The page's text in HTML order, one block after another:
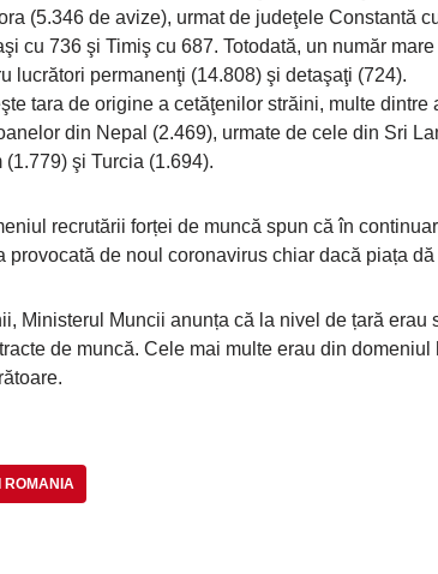
(5.346 de avize), urmat de judeţele Constantă
cu 736 şi Timiş cu 687. Totodată, un număr
lucrători permanenţi (14.808) şi detaşaţi (724).
tara de origine a cetăţenilor străini, multe dintre
din Nepal (2.469), urmate de cele din Sri
(1.779) şi Turcia (1.694).
recrutării forței de muncă spun că în
provocată de noul coronavirus chiar dacă piața
Ministerul Muncii anunța că la nivel de țară erau
de muncă. Cele mai multe erau din domeniul
ROMANIA